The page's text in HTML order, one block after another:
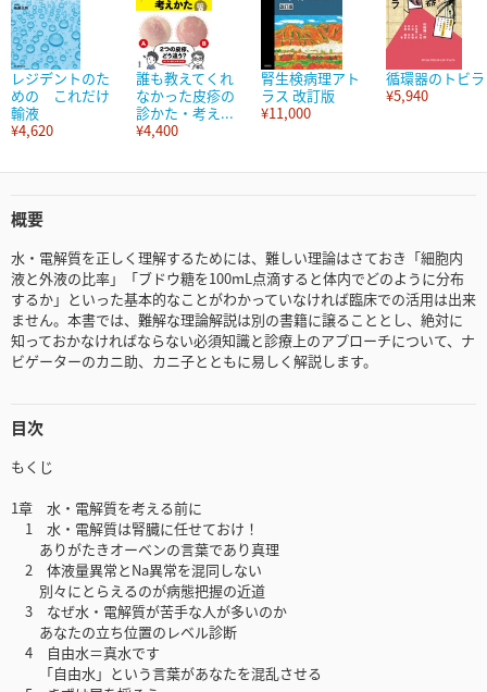
レジデントのた
めの これだけ
輸液
¥4,620
誰も教えてくれ
なかった皮疹の
診かた・考え...
¥4,400
腎生検病理アト
ラス 改訂版
¥11,000
循環器のトビラ
¥5,940
概要
水・電解質を正しく理解するためには、難しい理論はさておき「細胞内
液と外液の比率」「ブドウ糖を100mL点滴すると体内でどのように分布
するか」といった基本的なことがわかっていなければ臨床での活用は出来
ません。本書では、難解な理論解説は別の書籍に譲ることとし、絶対に
知っておかなければならない必須知識と診療上のアプローチについて、ナ
ビゲーターのカニ助、カニ子とともに易しく解説します。
目次
もくじ
1章 水・電解質を考える前に
1 水・電解質は腎臓に任せておけ！
ありがたきオーベンの言葉であり真理
2 体液量異常とNa異常を混同しない
別々にとらえるのが病態把握の近道
3 なぜ水・電解質が苦手な人が多いのか
あなたの立ち位置のレベル診断
4 自由水＝真水です
「自由水」という言葉があなたを混乱させる